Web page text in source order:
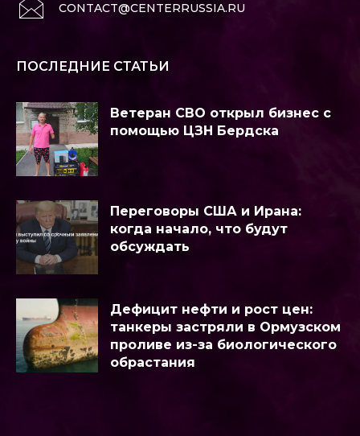
CONTACT@CENTERRUSSIA.RU
ПОСЛЕДНИЕ СТАТЬИ
Ветеран СВО открыл бизнес с
помощью ЦЗН Бердска
Переговоры США и Ирана:
когда начало, что будут
обсуждать
Дефицит нефти и рост цен:
танкеры застряли в Ормузском
проливе из-за биологического
обрастания